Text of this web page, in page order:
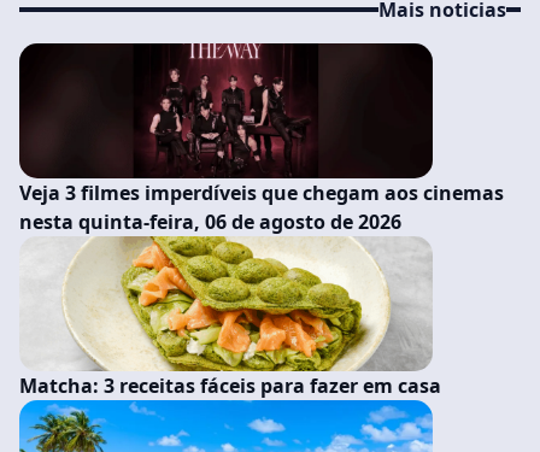
Mais noticias
Veja 3 filmes imperdíveis que chegam aos cinemas
nesta quinta-feira, 06 de agosto de 2026
Matcha: 3 receitas fáceis para fazer em casa